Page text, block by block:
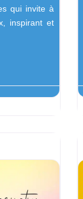
qui invite à
inspirant et